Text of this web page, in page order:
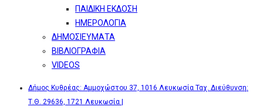
ΠΑΙΔΙΚΗ ΕΚΔΟΣΗ
ΗΜΕΡΟΛΟΓΙΑ
ΔΗΜΟΣΙΕΥΜΑΤΑ
ΒΙΒΛΙΟΓΡΑΦΙΑ
VIDEOS
Δήμος Κυθρέας: Αμμοχώστου 37, 1016 Λευκωσία Ταχ. Διεύθυνση:
Τ.Θ. 29636, 1721 Λευκωσία |